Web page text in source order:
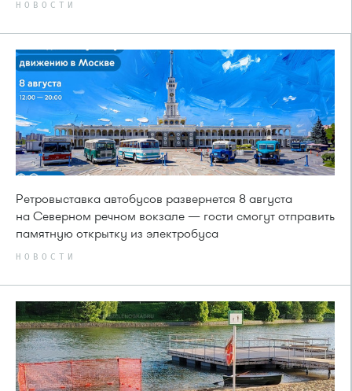
НОВОСТИ
Ретровыставка автобусов развернется 8 августа
на Северном речном вокзале — гости смогут отправить
памятную открытку из электробуса
НОВОСТИ